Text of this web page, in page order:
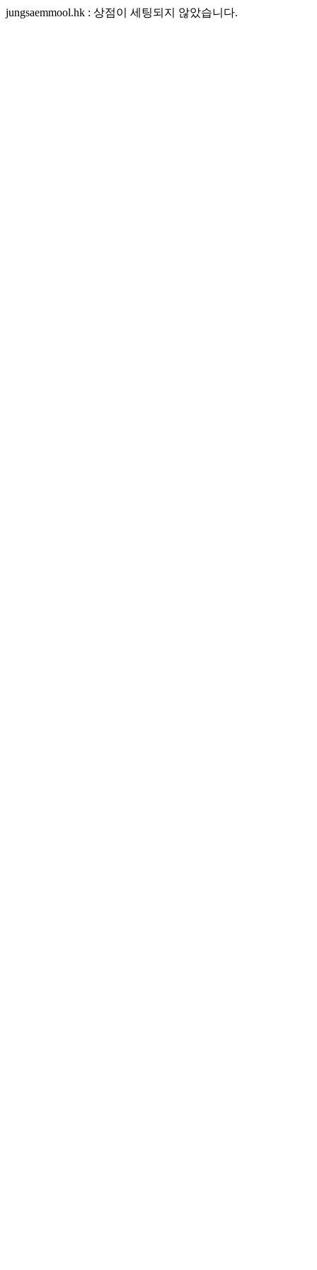
jungsaemmool.hk : 상점이 세팅되지 않았습니다.